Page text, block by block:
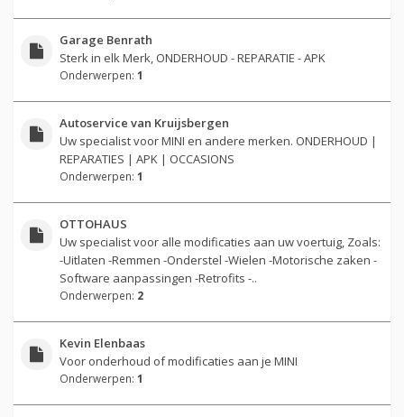
Garage Benrath
Sterk in elk Merk, ONDERHOUD - REPARATIE - APK
Onderwerpen: 1
Autoservice van Kruijsbergen
Uw specialist voor MINI en andere merken. ONDERHOUD |
REPARATIES | APK | OCCASIONS
Onderwerpen: 1
OTTOHAUS
Uw specialist voor alle modificaties aan uw voertuig, Zoals:
-Uitlaten -Remmen -Onderstel -Wielen -Motorische zaken -
Software aanpassingen -Retrofits -..
Onderwerpen: 2
Kevin Elenbaas
Voor onderhoud of modificaties aan je MINI
Onderwerpen: 1